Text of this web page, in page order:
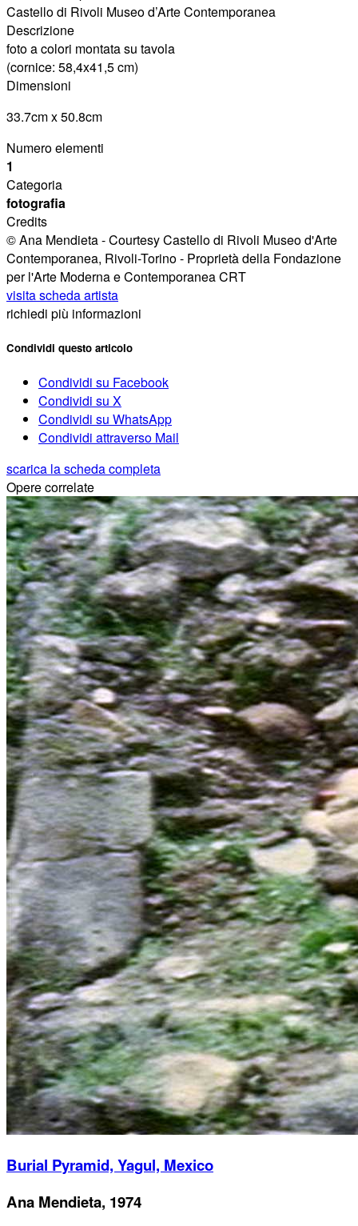
Castello di Rivoli Museo d’Arte Contemporanea
Descrizione
foto a colori montata su tavola
(cornice: 58,4x41,5 cm)
Dimensioni
33.7cm x 50.8cm
Numero elementi
1
Categoria
fotografia
Credits
© Ana Mendieta - Courtesy Castello di Rivoli Museo d'Arte
Contemporanea, Rivoli-Torino - Proprietà della Fondazione
per l'Arte Moderna e Contemporanea CRT
visita scheda artista
richiedi più informazioni
Condividi questo articolo
Condividi su Facebook
Condividi su X
Condividi su WhatsApp
Condividi attraverso Mail
scarica la scheda completa
Opere correlate
Burial Pyramid, Yagul, Mexico
Ana Mendieta, 1974